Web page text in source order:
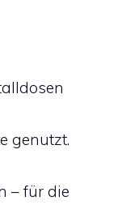
genutzt.
– für die